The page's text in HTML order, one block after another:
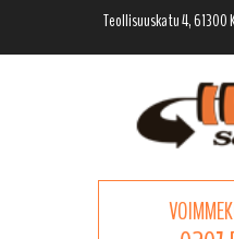
pääsisältöön
ensisijaiseen
alatunnisteeseen
Teollisuuskatu 4, 61300